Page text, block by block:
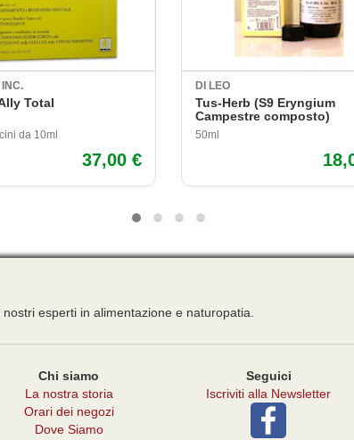
Total
da 10ml
37,00 €
DI LEO
Tus-Herb (S9 Eryngium
Campestre composto)
50ml
esperti in alimentazione e naturopatia.
Chi siamo
La nostra storia
Orari dei negozi
Dove Siamo
Seguici
Iscriviti alla Newsletter